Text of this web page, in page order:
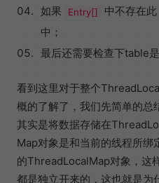
如果
Entry[] 中不存在此
中；
最后还需要检查下table
看到这里对于整个
概的了解了，我们先简单的
其实是将数据存储在
Map对象是和当前的线程所绑
的ThreadLocalMap对象，这
都是独立开来的，这也就是为